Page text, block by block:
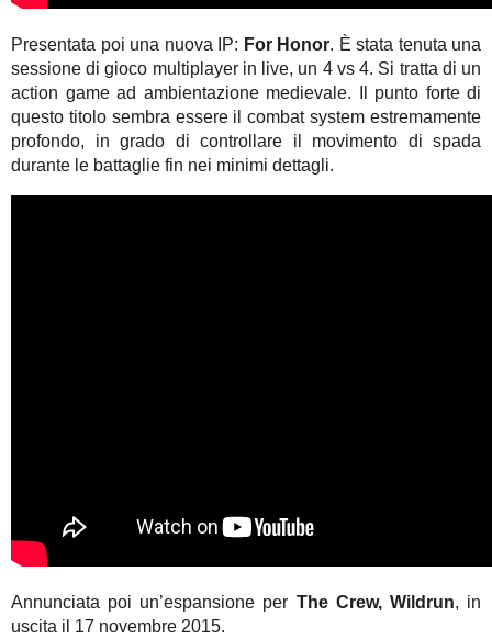
Presentata poi una nuova IP: For Honor. È stata tenuta una
sessione di gioco multiplayer in live, un 4 vs 4. Si tratta di un
action game ad ambientazione medievale. Il punto forte di
questo titolo sembra essere il combat system estremamente
profondo, in grado di controllare il movimento di spada
durante le battaglie fin nei minimi dettagli.
Annunciata poi un’espansione per The Crew, Wildrun, in
uscita il 17 novembre 2015.